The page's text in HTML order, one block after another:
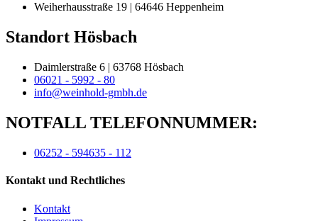
Weiherhausstraße 19 | 64646 Heppenheim
Standort Hösbach
Daimlerstraße 6 | 63768 Hösbach
06021 - 5992 - 80
info@weinhold-gmbh.de
NOTFALL TELEFONNUMMER:
06252 - 594635 - 112
Kontakt und Rechtliches
Kontakt